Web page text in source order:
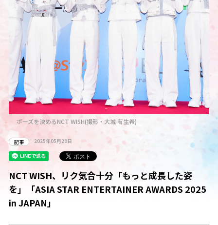
ポーズを決めるNCT WISH(撮影・大城 有生希)
記事 2025年05月28日
NCT WISH、リク気合十分「もっと成長した姿
を」「ASIA STAR ENTERTAINER AWARDS 2025
in JAPAN」